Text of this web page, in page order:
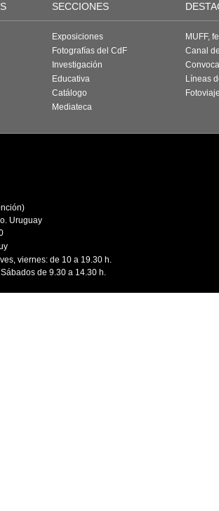
SECCIONES
Exposiciones
Fotografías del CdF
Investigación
Educativa
Catálogo
Mediateca
MUFF,
Canal
Líneas
Uruguay
viernes: de 10 a 19.30 h.
de 9.30 a 14.30 h.